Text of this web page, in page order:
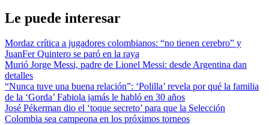
Le puede interesar
Mordaz crítica a jugadores colombianos: “no tienen cerebro” y
JuanFer Quintero se paró en la raya
Murió Jorge Messi, padre de Lionel Messi: desde Argentina dan
detalles
“Nunca tuve una buena relación”: ‘Polilla’ revela por qué la familia
de la ‘Gorda’ Fabiola jamás le habló en 30 años
José Pékerman dio el ‘toque secreto’ para que la Selección
Colombia sea campeona en los próximos torneos